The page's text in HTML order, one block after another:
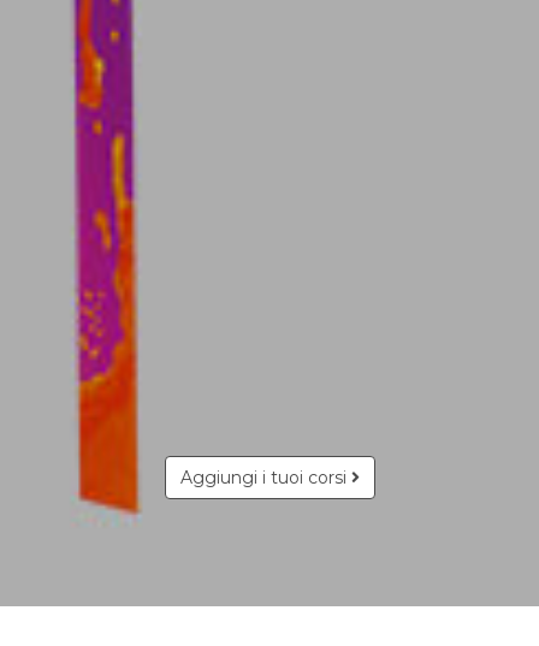
Aggiungi i tuoi corsi